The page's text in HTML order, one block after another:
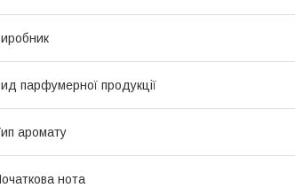
парфумерної продукції
аромату
нота